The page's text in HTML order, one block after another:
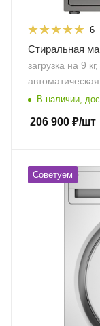
6
Стиральная
загрузка на 9
В наличии,
206 900 ₽/шт
Советуем